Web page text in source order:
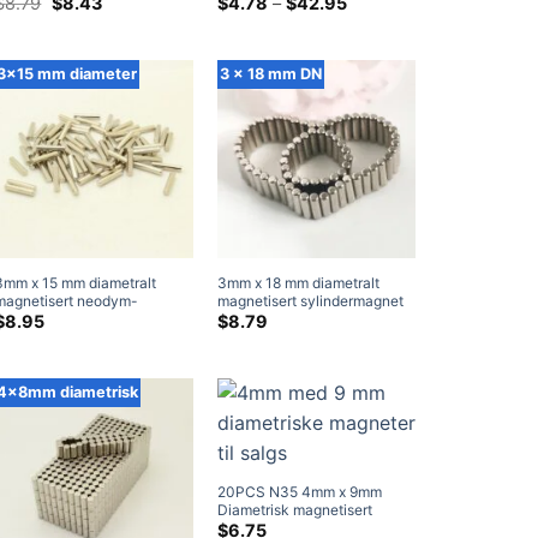
pris
mm diameter
x 15 mm diametralt
neodym-
N50 sterke
8.95
3 x 18 mm DN
3mm x 18 mm diametralt
magnetisert sylindermagnet
N42 neodym stangmagnet
$8.79
diametrisk
20PCS N35 4mm x 9mm
Diametrisk magnetisert
neodymsylindermagneter
$6.75